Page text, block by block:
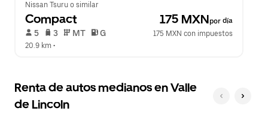
Nissan Tsuru o similar
Compact 175 MXNpor día
5 3 MT G
175 MXN con impuestos
20.9 km •
Renta de autos medianos en Valle
de Lincoln